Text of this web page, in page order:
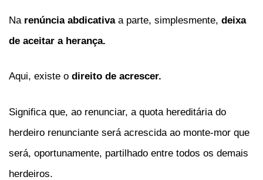
Na renúncia abdicativa a parte, simplesmente, deixa
de aceitar a herança.
Aqui, existe o direito de acrescer.
Significa que, ao renunciar, a quota hereditária do
herdeiro renunciante será acrescida ao monte-mor que
será, oportunamente, partilhado entre todos os demais
herdeiros.